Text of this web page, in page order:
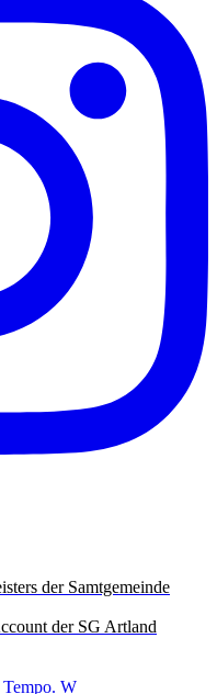
der Samtgemeinde
der SG Artland
W